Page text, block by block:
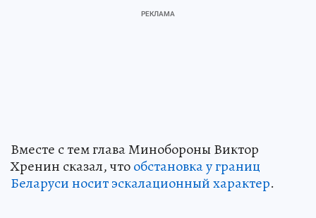
Вместе с тем глава Минобороны Виктор
Хренин сказал, чтообстановка у границ
Беларуси носит эскалационный характер.